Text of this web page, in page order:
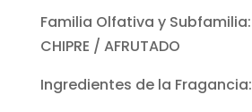
Familia Olfativa y Subfamilia:
CHIPRE / AFRUTADO
Ingredientes de la Fragancia: